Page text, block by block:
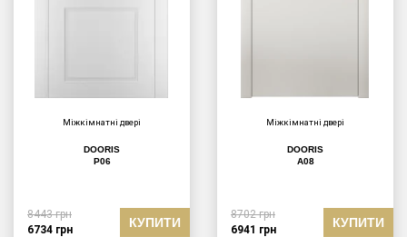
Міжкімнатні двері
DOORIS
P06
8443грн
6734 грн КУПИТИ
Міжкімнатні двері
DOORIS
А08
8702грн
6941 грн КУПИТИ